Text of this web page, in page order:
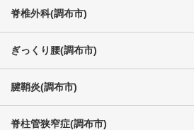
脊椎外科(調布市)
ぎっくり腰(調布市)
腱鞘炎(調布市)
脊柱管狭窄症(調布市)